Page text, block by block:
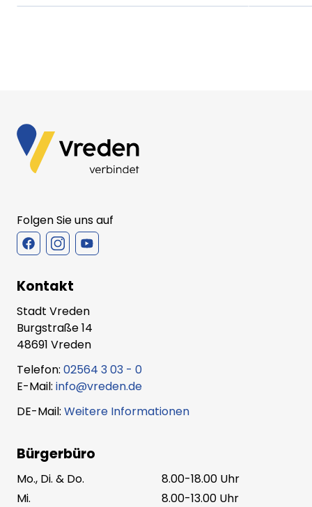
Folgen Sie uns auf
Kontakt
Stadt Vreden
Burgstraße 14
48691 Vreden
Telefon: 02564 3 03 - 0
E-Mail: info@vreden.de
DE-Mail: Weitere Informationen
Bürgerbüro
Mo., Di. & Do.
8.00-18.00 Uhr
Mi.
8.00-13.00 Uhr